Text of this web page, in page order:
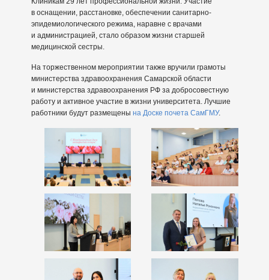
в оснащении, расстановке, обеспечении санитарно-
эпидемиологического режима, наравне с врачами
и администрацией, стало образом жизни старшей
медицинской сестры.
На торжественном мероприятии также вручили грамоты
министерства здравоохранения Самарской области
и министерства здравоохранения РФ за добросовестную
работу и активное участие в жизни университета. Лучшие
работники будут размещены на Доске почета СамГМУ.